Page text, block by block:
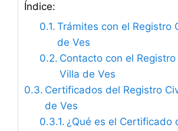
Índice:
Trámites con el Registro
de Ves
Contacto con el
Villa de Ves
Certificados del Registro
de Ves
¿Qué es el Certificado